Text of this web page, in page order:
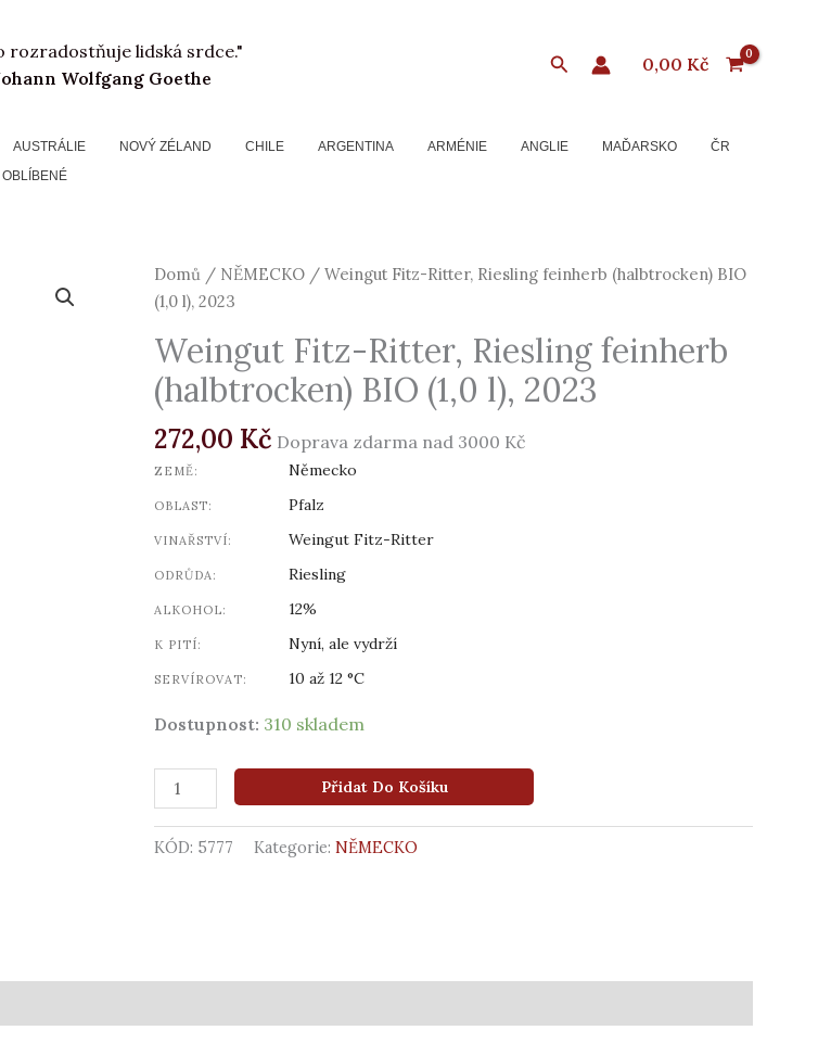
rozradostňuje lidská srdce."
Wolfgang Goethe
Hledat 0,00 Kč
AUSTRÁLIE NOVÝ ZÉLAND CHILE ARGENTINA ARMÉNIE ANGLIE MAĎARSKO
ČR
OBLÍBENÉ
Domů / NĚMECKO / Weingut Fitz-Ritter, Riesling feinherb (halbtrocken) BIO
(1,0 l), 2023
Weingut Fitz-Ritter, Riesling feinherb
(halbtrocken) BIO (1,0 l), 2023
272,00 Kč Doprava zdarma nad 3000 Kč
ZEMĚ: Německo
OBLAST: Pfalz
VINAŘSTVÍ: Weingut Fitz-Ritter
ODRŮDA: Riesling
ALKOHOL: 12%
K PITÍ: Nyní, ale vydrží
SERVÍROVAT: 10 až 12 °C
Dostupnost: 310 skladem
Weingut
Fitz-
Riesling
feinherb
(halbtrocken)
BIO
(1,0
2023
množství
Přidat Do Košíku
KÓD: 5777 Kategorie: NĚMECKO